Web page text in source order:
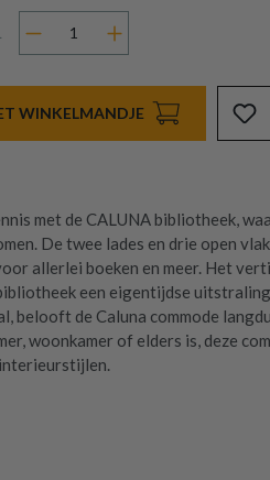
WINKELMANDJE
met de CALUNA bibliotheek,
De twee lades en drie open
allerlei boeken en meer. Het
een eigentijdse
belooft de Caluna commode
woonkamer of elders is, deze